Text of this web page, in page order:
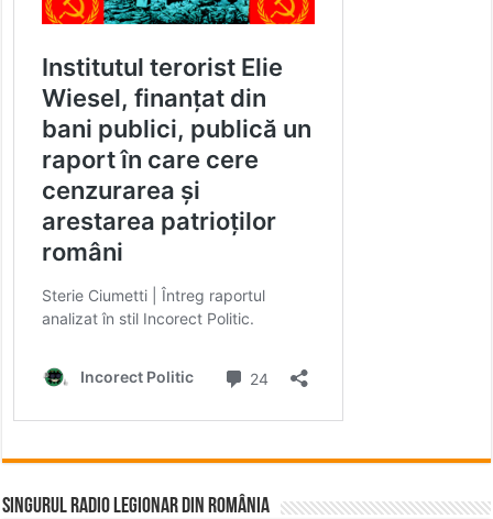
Singurul Radio Legionar din România